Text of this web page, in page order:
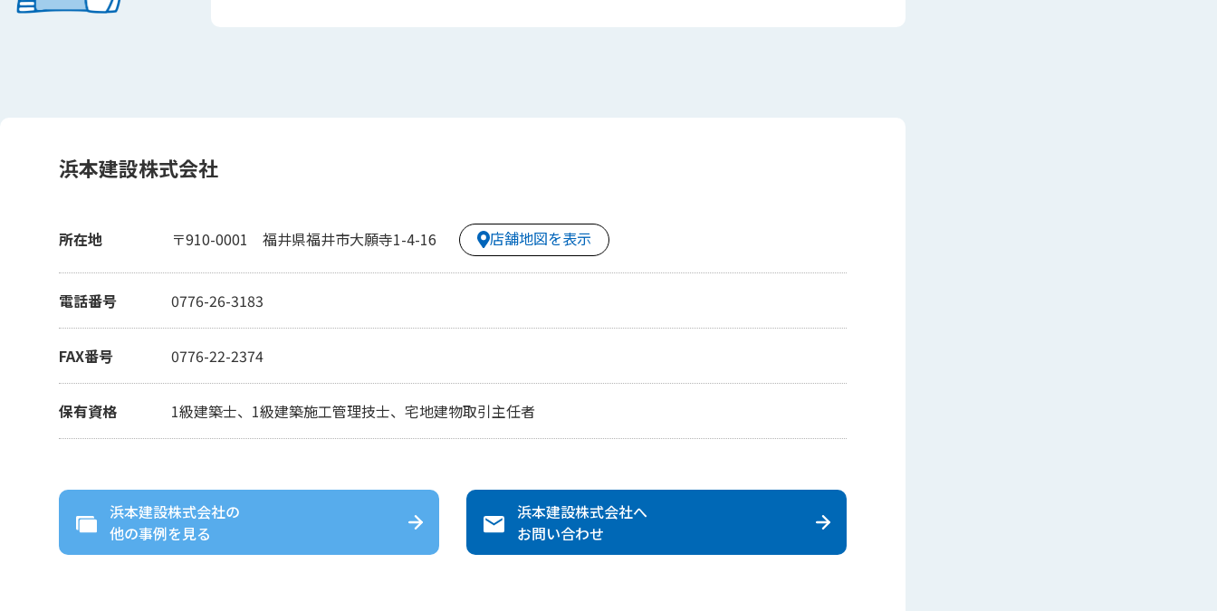
浜本建設株式会社
所在地 〒910-0001 福井県福井市大願寺1-4-16 店舗地図を表示
電話番号 0776-26-3183
FAX番号 0776-22-2374
保有資格 1級建築士、1級建築施工管理技士、宅地建物取引主任者
浜本建設株式会社の
他の事例を見る
浜本建設株式会社へ
お問い合わせ